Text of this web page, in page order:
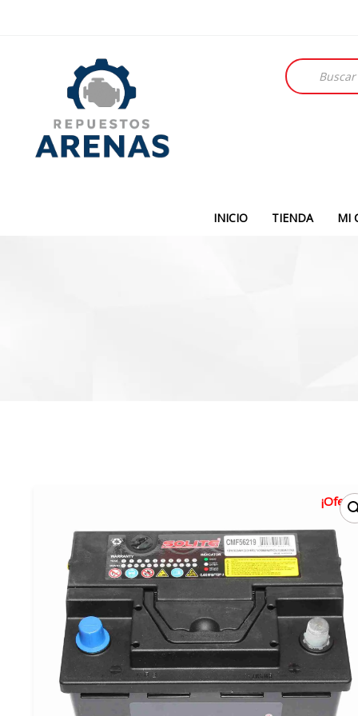
Búsqueda
de
productos
INICIO TIENDA MI